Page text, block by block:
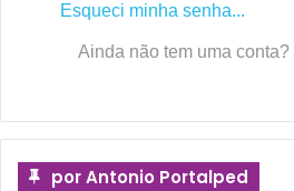
Esqueci minha senha...
Ainda não tem uma conta?
por Antonio Portalped